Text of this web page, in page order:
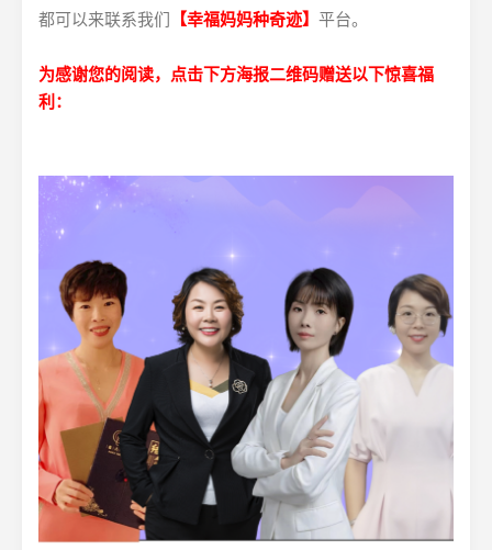
都可以来联系我们 【幸福妈妈种奇迹】 平台。
为感谢您的阅读，点击下方海报二维码赠送以下惊喜福
利：